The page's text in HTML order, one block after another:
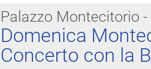
Palazzo Montecitorio
Domenica
Concerto con la